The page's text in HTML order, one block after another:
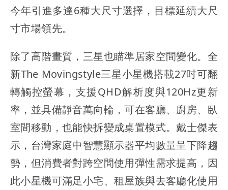
今年引進多達6種大尺寸選擇，目標延續大尺
寸市場領先。
除了高階畫質，三星也瞄準居家空間變化。全
新The Movingstyle三星小星機搭載27吋可翻
轉觸控螢幕，支援QHD解析度與120Hz更新
率，並具備靜音萬向輪，可在客廳、廚房、臥
室間移動，也能快拆變成桌置模式。戴士傑表
示，台灣家庭中智慧顯示器平均數量呈下降趨
勢，但消費者對跨空間使用彈性需求提高，因
此小星機可滿足小宅、租屋族與去客廳化使用